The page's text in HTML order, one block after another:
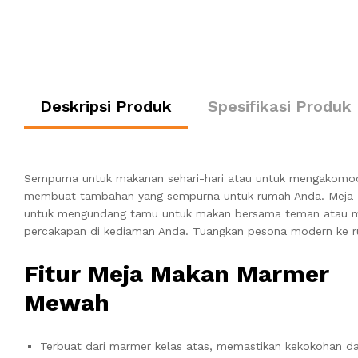
Deskripsi Produk Spesifikasi Produk
Sempurna untuk makanan sehari-hari atau untuk
membuat tambahan yang sempurna untuk rumah Anda.
untuk mengundang tamu untuk makan bersama teman atau
percakapan di kediaman Anda. Tuangkan pesona modern ke
Fitur Meja Makan Marmer
Mewah
Terbuat dari marmer kelas atas, memastikan kekokohan